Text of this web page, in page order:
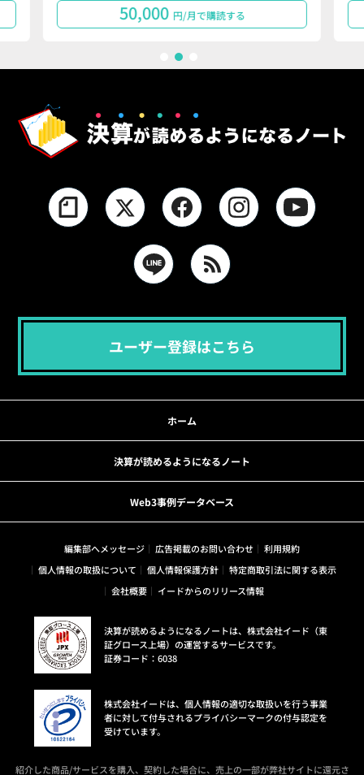
50,000 円/月で購読する
ユーザー登録はこちら
ホーム
決算が読めるようになるノート
Web3事例データベース
編集部へメッセージ 広告掲載のお問い合わせ
利用規約
個人情報の取扱について
個人情報保護方針
特定商取引法に関する表示
会社概要
イードからのリリース情報
決算が読めるようになるノートは、株式会社イード（東
証グロース上場）の運営するサービスです。
証券コード：6038
株式会社イードは、個人情報の適切な取扱いを行う事業
者に対して付与されるプライバシーマークの付与認定を
受けています。
紹介した商品/サービスを購入、契約した場合に、売上の一部が弊社サイトに還元さ